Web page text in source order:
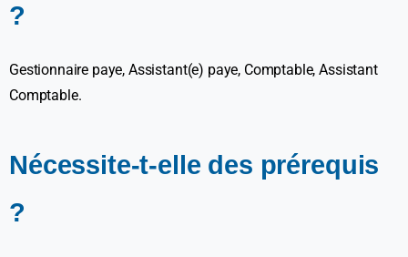
?
Gestionnaire paye, Assistant(e) paye, Comptable, Assistant
Comptable.
Nécessite-t-elle des prérequis
?